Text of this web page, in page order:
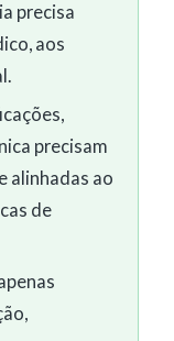
precisa
aos
precisam
alinhadas ao
de